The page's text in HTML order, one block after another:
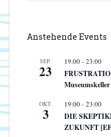
Anstehende Events
SEP.
23
19:00 - 23:00
OKT.
3
19:00 - 23:00
DIE
ZUKUNFT